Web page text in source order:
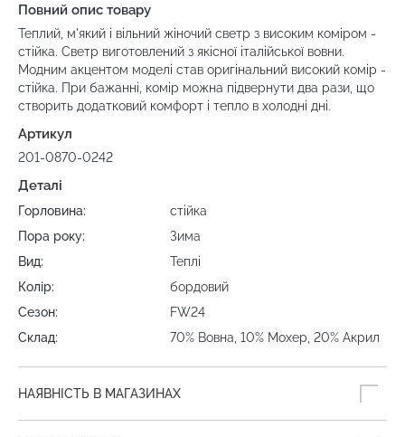
Повний опис товару
Теплий, м'який і вільний жіночий светр з високим коміром -
стійка. Светр виготовлений з якісної італійської вовни.
Модним акцентом моделі став оригінальний високий комір -
стійка. При бажанні, комір можна підвернути два рази, що
створить додатковий комфорт і тепло в холодні дні.
Артикул
201-0870-0242
Деталі
Горловина:
стійка
Пора року:
Зима
Вид:
Теплі
Колір:
бордовий
Сезон:
FW24
Склад:
70% Вовна, 10% Мохер, 20% Акрил
НАЯВНІСТЬ В МАГАЗИНАХ